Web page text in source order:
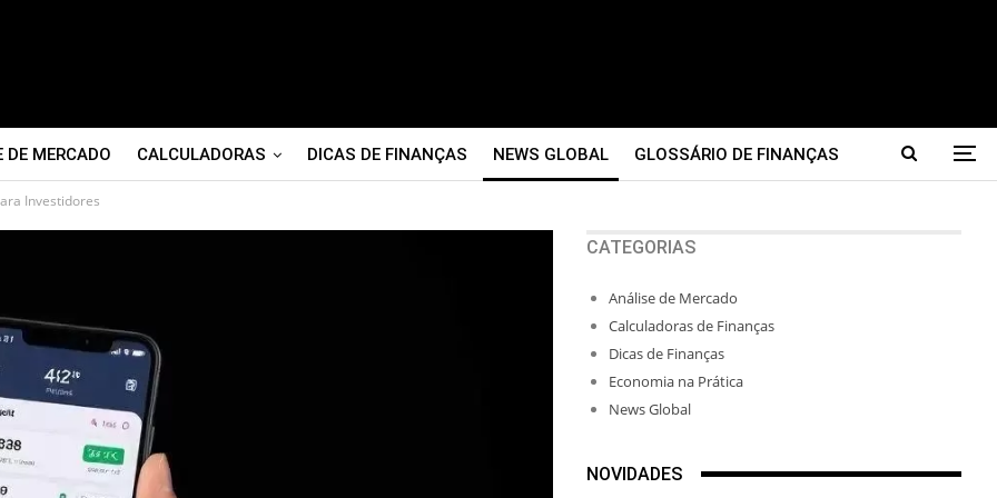
DE MERCADO CALCULADORAS DICAS DE FINANÇAS NEWS GLOBAL GLOSSÁRIO DE FINANÇAS
Investidores
CATEGORIAS
Análise de Mercado
Calculadoras de Finanças
Dicas de Finanças
Economia na Prática
News Global
NOVIDADES